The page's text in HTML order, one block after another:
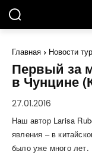
Главная Новости
Первый за
в Чунцине
27.01.2016
Наш автор Larisa
явления – в
было уже много лет.